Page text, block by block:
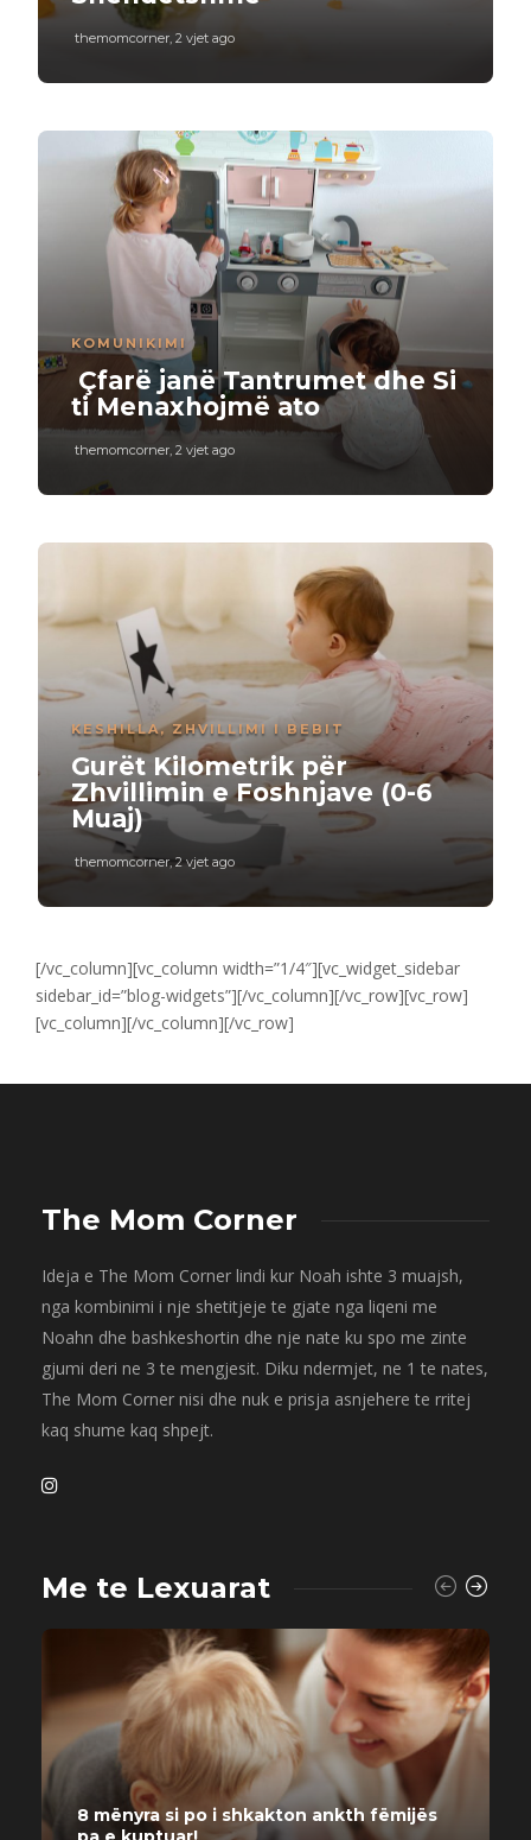
themomcorner 2 vjet ago
KOMUNIKIMI
Çfarë janë Tantrumet dhe Si
ti Menaxhojmë ato
themomcorner, 2 vjet ago
KESHILLA,ZHVILLIMI I BEBIT
Gurët Kilometrik për
Zhvillimin e Foshnjave (0-6
Muaj)
themomcorner, 2 vjet ago
[/vc_column][vc_column width=”1/4″][vc_widget_sidebar
sidebar_id=”blog-widgets”][/vc_column][/vc_row][vc_row]
[vc_column][/vc_column][/vc_row]
The Mom Corner
Ideja e The Mom Corner lindi kur Noah ishte 3 muajsh,
nga kombinimi i nje shetitjeje te gjate nga liqeni me
Noahn dhe bashkeshortin dhe nje nate ku spo me zinte
gjumi deri ne 3 te mengjesit. Diku ndermjet, ne 1 te nates,
The Mom Corner nisi dhe nuk e prisja asnjehere te rritej
kaq shume kaq shpejt.
Me te Lexuarat
8 mënyra si po i shkakton ankth fëmijës